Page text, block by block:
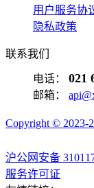
用户服务协
隐私政策
联系我们
电话： 021
邮箱：
Copyright © 2023-
沪公网安备
服务许可证